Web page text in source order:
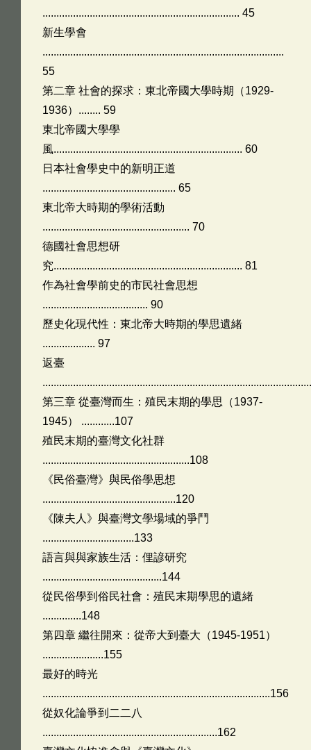
....................................................................... 45
新生學會
.......................................................................................
55
第二章 社會的探求：東北帝國大學時期（1929-
1936）........ 59
東北帝國大學學
風.................................................................... 60
日本社會學史中的新明正道
................................................ 65
東北帝大時期的學術活動
..................................................... 70
德國社會思想研
究.................................................................... 81
作為社會學前史的市民社會思想
...................................... 90
歷史化現代性：東北帝大時期的學思遺緒
................... 97
返臺
第三章 從臺灣而生：殖民末期的學思（1937-
1945） ............107
殖民末期的臺灣文化社群
.....................................................108
《民俗臺灣》與民俗學思想
................................................120
《陳夫人》與臺灣文學場域的爭鬥
.................................133
語言與與家族生活：俚諺研究
...........................................144
從民俗學到俗民社會：殖民末期學思的遺緒
..............148
第四章 繼往開來：從帝大到臺大（1945-1951）
......................155
最好的時光
..................................................................................156
從奴化論爭到二二八
...............................................................162